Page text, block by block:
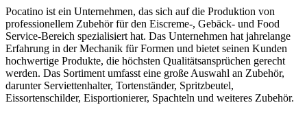
Pocatino ist ein Unternehmen, das sich auf die Produktion von
professionellem Zubehör für den Eiscreme-, Gebäck- und Food
Service-Bereich spezialisiert hat. Das Unternehmen hat jahrelange
Erfahrung in der Mechanik für Formen und bietet seinen Kunden
hochwertige Produkte, die höchsten Qualitätsansprüchen gerecht
werden. Das Sortiment umfasst eine große Auswahl an Zubehör,
darunter Serviettenhalter, Tortenständer, Spritzbeutel,
Eissortenschilder, Eisportionierer, Spachteln und weiteres Zubehör.